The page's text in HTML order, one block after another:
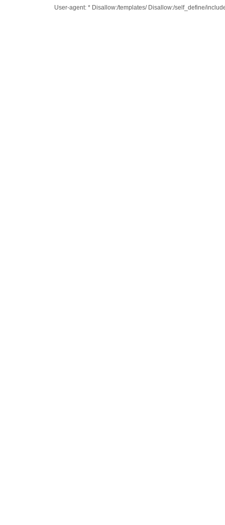
User-agent: * Disallow:/templates/ Disallow:/self_define/